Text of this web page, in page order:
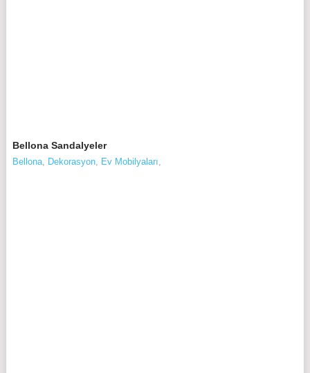
Bellona Sandalyeler
Bellona, Dekorasyon, Ev Mobilyaları,